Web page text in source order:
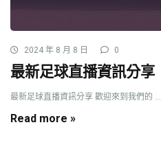
2024 年 8 月 8 日 0
最新足球直播資訊分享
最新足球直播資訊分享 歡迎來到我們的 ...
Read more »